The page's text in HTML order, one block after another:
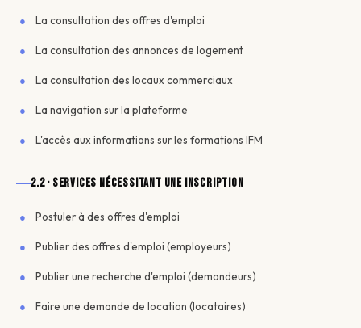
La consultation des offres d'emploi
La consultation des annonces de logement
La consultation des locaux commerciaux
La navigation sur la plateforme
L'accès aux informations sur les formations IFM
2.2 · Services nécessitant une inscription
Postuler à des offres d'emploi
Publier des offres d'emploi (employeurs)
Publier une recherche d'emploi (demandeurs)
Faire une demande de location (locataires)